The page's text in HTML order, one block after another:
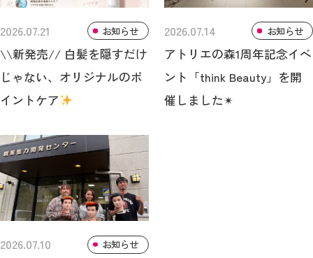
2026.07.21 お知らせ
\\新発売// 白髪を隠すだけ
じゃない、オリジナルのポ
イントケア
2026.07.14 お知らせ
アトリエの森1周年記念イベ
ント「think Beauty」を開
催しました✴︎
2026.07.10 お知らせ